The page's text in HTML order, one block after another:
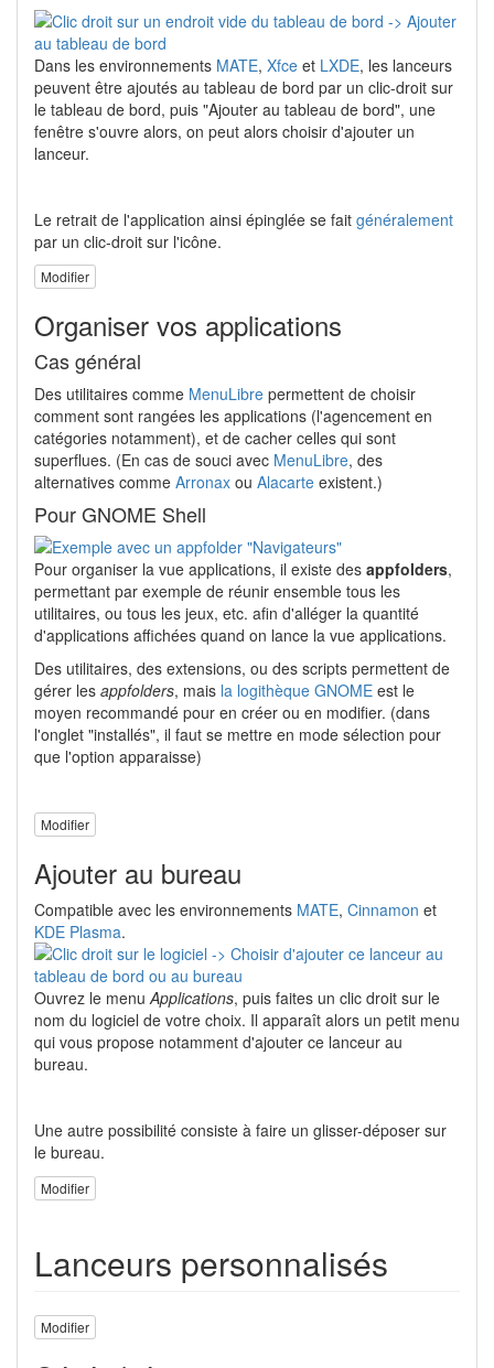
Dans les environnements MATE, Xfce et LXDE, les lanceurs
peuvent être ajoutés au tableau de bord par un clic-droit sur
le tableau de bord, puis "Ajouter au tableau de bord", une
fenêtre s'ouvre alors, on peut alors choisir d'ajouter un
lanceur.
Le retrait de l'application ainsi épinglée se fait généralement
par un clic-droit sur l'icône.
Modifier
Organiser vos applications
Cas général
Des utilitaires comme MenuLibre permettent de choisir
comment sont rangées les applications (l'agencement en
catégories notamment), et de cacher celles qui sont
superflues. (En cas de souci avec MenuLibre, des
alternatives comme Arronax ou Alacarte existent.)
Pour GNOME Shell
Pour organiser la vue applications, il existe des appfolders,
permettant par exemple de réunir ensemble tous les
utilitaires, ou tous les jeux, etc. afin d'alléger la quantité
d'applications affichées quand on lance la vue applications.
Des utilitaires, des extensions, ou des scripts permettent de
gérer les appfolders, mais la logithèque GNOME est le
moyen recommandé pour en créer ou en modifier. (dans
l'onglet "installés", il faut se mettre en mode sélection pour
que l'option apparaisse)
Modifier
Ajouter au bureau
Compatible avec les environnements MATE, Cinnamon et
KDE Plasma.
Ouvrez le menuApplications, puis faites un clic droit sur le
nom du logiciel de votre choix. Il apparaît alors un petit menu
qui vous propose notamment d'ajouter ce lanceur au
bureau.
Une autre possibilité consiste à faire un glisser-déposer sur
le bureau.
Modifier
Lanceurs personnalisés
Modifier